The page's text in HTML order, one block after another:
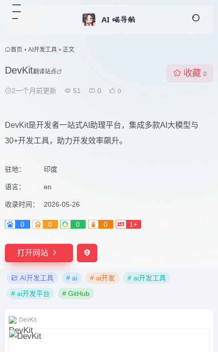
首页 • AI开发工具 • 正文
DevKit翻译站点
2一个月前更新 51 0 0
收藏 0
DevKit是开发者一站式AI助理平台，集成多款AI大模型与
30+开发工具，助力开发效率飙升。
驻地： 印度
语言： en
收录时间： 2026-05-26
0 0 0 0 1+
打开网站
AI开发工具 # ai # ai开发
# ai开发工具
# ai开发平台
# GitHub
DevKit